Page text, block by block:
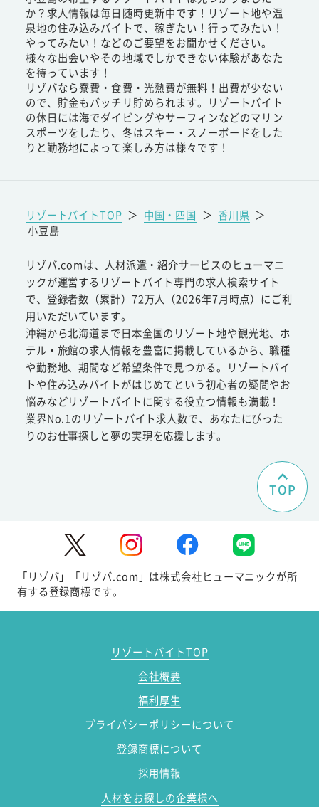
か？求人情報は毎日随時更新中です！リゾート地や温
泉地の住み込みバイトで、稼ぎたい！行ってみたい！
やってみたい！などのご要望をお聞かせください。
様々な出会いやその地域でしかできない体験があなた
を待っています！
リゾバなら寮費・食費・光熱費が無料！出費が少ない
ので、貯金もバッチリ貯められます。リゾートバイト
の休日には海でダイビングやサーフィンなどのマリン
スポーツをしたり、冬はスキー・スノーボードをした
りと勤務地によって楽しみ方は様々です！
リゾートバイトTOP ＞ 中国・四国 ＞ 香川県 ＞
小豆島
リゾバ.comは、人材派遣・紹介サービスのヒューマニ
ックが運営するリゾートバイト専門の求人検索サイト
で、登録者数（累計）72万人（2026年7月時点）にご利
用いただいています。
沖縄から北海道まで日本全国のリゾート地や観光地、ホ
テル・旅館の求人情報を豊富に掲載しているから、職種
や勤務地、期間など希望条件で見つかる。リゾートバイ
トや住み込みバイトがはじめてという初心者の疑問やお
悩みなどリゾートバイトに関する役立つ情報も満載！
業界No.1のリゾートバイト求人数で、あなたにぴった
りのお仕事探しと夢の実現を応援します。
TOP
「リゾバ」「リゾバ.com」は株式会社ヒューマニックが所
有する登録商標です。
リゾートバイトTOP
会社概要
福利厚生
プライバシーポリシーについて
登録商標について
採用情報
人材をお探しの企業様へ